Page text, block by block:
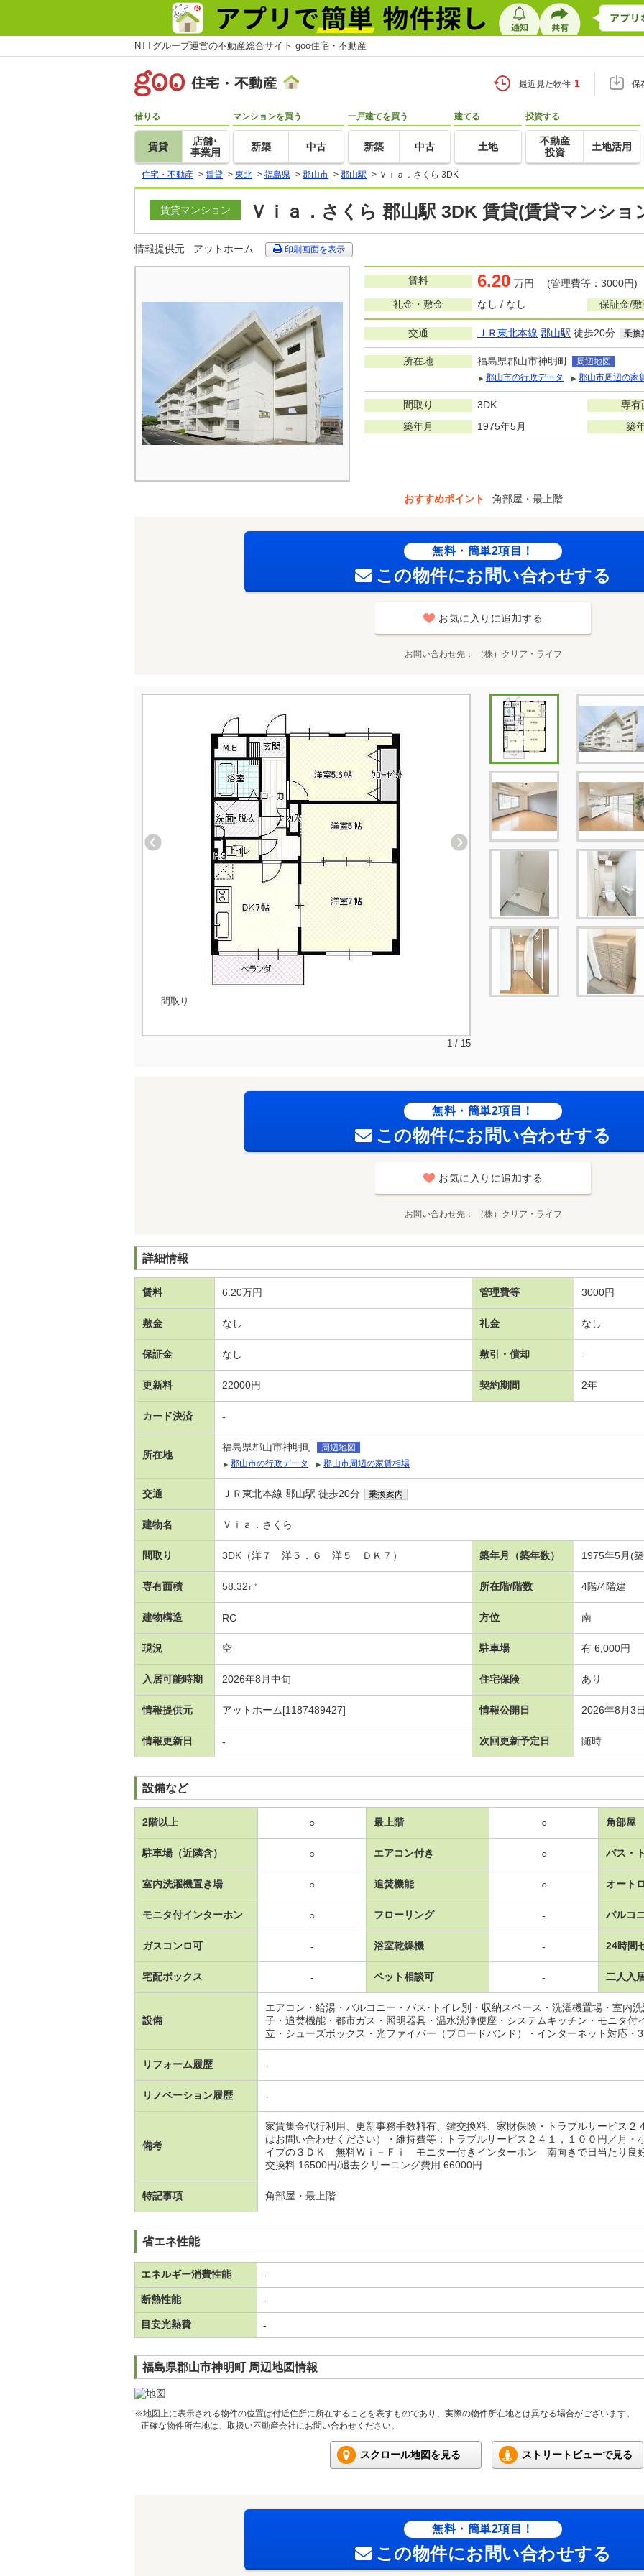
NTTグループ運営の不動産総合サイト goo住宅・不動産
最近見た物件 1 保
借りる
賃貸
店舗･
事業用
マンションを買う
新築 中古
一戸建てを買う
新築 中古
建てる
土地
投資する
不動産
投資
土地活用
住宅・不動産 > 賃貸 > 東北 > 福島県 > 郡山市 > 郡山駅 > Ｖｉａ．さくら 3DK
賃貸マンション Ｖｉａ．さくら 郡山駅 3DK 賃貸(賃貸マンショ
情報提供元 アットホーム 印刷画面を表示
賃料 6.20 万円 (管理費等：3000円)
礼金・敷金
なし / なし 保証金/
交通 ＪＲ東北本線 郡山駅 徒歩20分 乗換
所在地 福島県郡山市神明町
周辺地図
郡山市の行政データ
郡山市周辺の家
間取り 3DK 専有
築年月 1975年5月 築
おすすめポイント 角部屋・最上階
無料・簡単2項目！
この物件にお問い合わせする
お気に入りに追加する
お問い合わせ先 （株）クリア・ライフ
間取り
1 / 15
無料・簡単2項目！
この物件にお問い合わせする
お気に入りに追加する
お問い合わせ先 （株）クリア・ライフ
詳細情報
賃料 6.20万円 管理費等 3000円
敷金 なし 礼金 なし
保証金 なし 敷引・償却 -
更新料 22000円 契約期間 2年
カード決済 -
所在地
福島県郡山市神明町
周辺地図
郡山市の行政データ
郡山市周辺の家賃相場
交通 ＪＲ東北本線 郡山駅 徒歩20分 乗換案内
建物名 Ｖｉａ．さくら
間取り 3DK（洋７ 洋５．６ 洋５ ＤＫ７） 築年月（築年数） 1975年5月(
専有面積 58.32㎡ 所在階/階数 4階/4階建
建物構造 RC 方位 南
現況 空 駐車場 有 6,000円
入居可能時期 2026年8月中旬 住宅保険 あり
情報提供元 アットホーム[1187489427] 情報公開日 2026年8月3日
情報更新日 - 次回更新予定日 随時
設備など
2階以上 ○ 最上階 ○ 角部屋
駐車場（近隣含） ○ エアコン付き ○ バス・
室内洗濯機置き場 ○ 追焚機能 ○ オート
モニタ付インターホン ○ フローリング - バルコ
ガスコンロ可 - 浴室乾燥機 - 24時間
宅配ボックス - ペット相談可 - 二人入
設備
エアコン・給湯・バルコニー・バス･トイレ別・収納スペース・洗濯機置場・室内
子・追焚機能・都市ガス・照明器具・温水洗浄便座・システムキッチン・モニタ付
立・シューズボックス・光ファイバー（ブロードバンド）・インターネット対応・
リフォーム履歴 -
リノベーション履歴 -
備考
家賃集金代行利用、更新事務手数料有、鍵交換料、家財保険・トラブルサービス２
はお問い合わせください）・維持費等：トラブルサービス２４１，１００円／月
イプの３ＤＫ 無料Ｗｉ－Ｆｉ モニター付きインターホン 南向きで日当たり良
交換料 16500円/退去クリーニング費用 66000円
特記事項 角部屋・最上階
省エネ性能
エネルギー消費性能 -
断熱性能 -
目安光熱費 -
福島県郡山市神明町 周辺地図情報
※地図上に表示される物件の位置は付近住所に所在することを表すものであり、実際の物件所在地とは異なる場合がございます。
正確な物件所在地は、取扱い不動産会社にお問い合わせください。
スクロール地図を見る ストリートビューで見る
無料・簡単2項目！
この物件にお問い合わせする